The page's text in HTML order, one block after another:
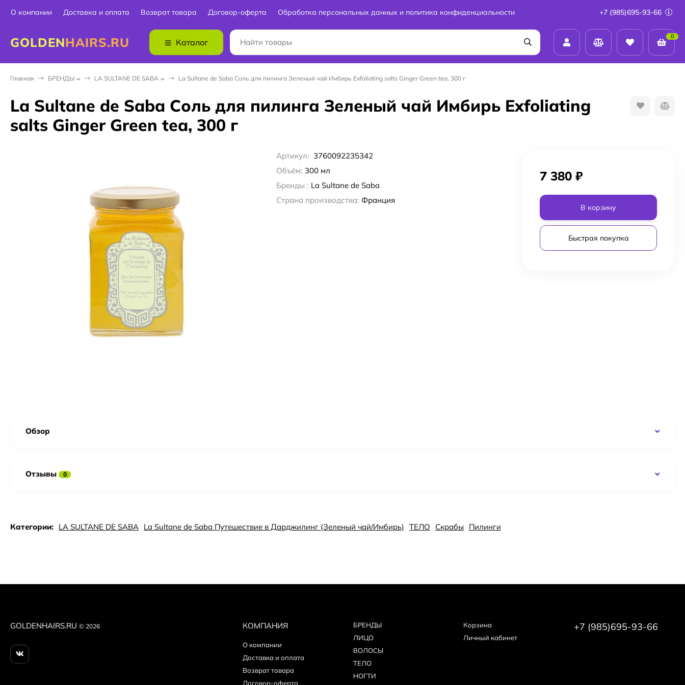
О компании Доставка и оплата Возврат товара Договор-оферта Обработка персональных данных и политика конфиденциальности +7 (985)695-93-66
GOLDENHAIRS.RU Каталог
0
Главная БPEНДЫ LA SULTANE DE SABA La Sultane de Saba Соль для пилинга Зеленый чай Имбирь Exfoliating salts Ginger Green tea, 300 г
La Sultane de Saba Соль для пилинга Зеленый чай Имбирь Exfoliating
salts Ginger Green tea, 300 г
Артикул: 3760092235342
Объём: 300 мл
Бренды : La Sultane de Saba
Страна производства: Франция
7 380 ₽
В корзину
Быстрая покупка
Обзор
Отзывы 0
Категории: LA SULTANE DE SABA La Sultane de Saba Путешествие в Дарджилинг (Зеленый чай/Имбирь) ТЕЛО Скрабы Пилинги
GOLDENHAIRS.RU © 2026 КОМПАНИЯ
О компании
Доставка и оплата
Возврат товара
Договор-оферта
БPEНДЫ
ЛИЦО
ВОЛОСЫ
ТЕЛО
НОГТИ
Корзина
Личный кабинет
+7 (985)695-93-66